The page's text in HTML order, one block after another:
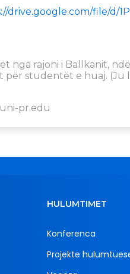
drive.google.com/file/d/
nga rajoni i Ballkanit,
për studentët e huaj. (Ju
pr.edu
HULUMTIMET
Konferenca
Projekte